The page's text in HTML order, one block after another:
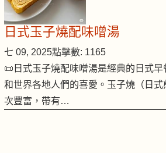
日式玉子燒配味噌湯
七 09, 2025點擊數: 1165
📜日式玉子燒配味噌湯是經典的日式
和世界各地人們的喜愛。玉子燒（日
次豐富，帶有…